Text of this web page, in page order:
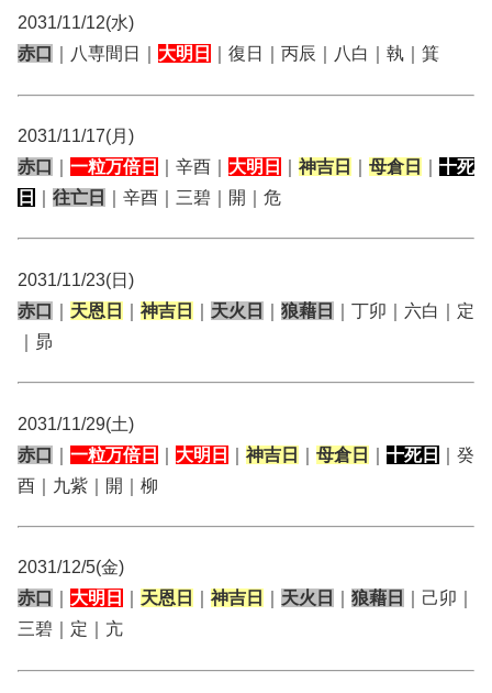
2031/11/12(水)
赤口
｜八専間日｜ 大明日 ｜復日｜丙辰｜八白｜執｜箕
2031/11/17(月)
赤口
一粒万倍日 ｜辛酉｜ 大明日 神吉日 母倉日
十死
日
往亡日 ｜辛酉｜三碧｜開｜危
2031/11/23(日)
赤口
天恩日 神吉日 天火日 狼藉日
｜丁卯｜六白｜定
｜昴
2031/11/29(土)
赤口
一粒万倍日 大明日 神吉日 母倉日 十死日
｜癸
酉｜九紫｜開｜柳
2031/12/5(金)
赤口
大明日 天恩日 神吉日 天火日 狼藉日
｜己卯｜
三碧｜定｜亢